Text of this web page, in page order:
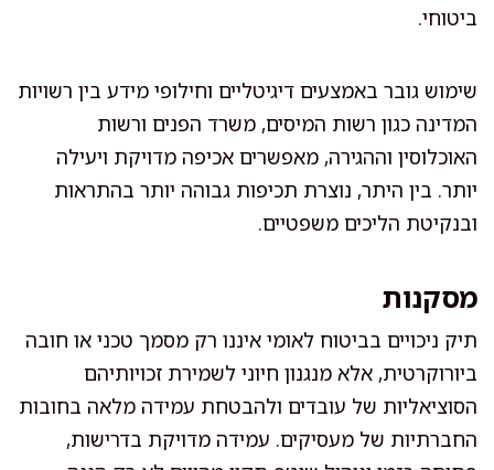
ביטוחי.
שימוש גובר באמצעים דיגיטליים וחילופי מידע בין רשויות
המדינה כגון רשות המיסים, משרד הפנים ורשות
האוכלוסין וההגירה, מאפשרים אכיפה מדויקת ויעילה
יותר. בין היתר, נוצרת תכיפות גבוהה יותר בהתראות
ובנקיטת הליכים משפטיים.
מסקנות
תיק ניכויים בביטוח לאומי איננו רק מסמך טכני או חובה
ביורוקרטית, אלא מנגנון חיוני לשמירת זכויותיהם
הסוציאליות של עובדים ולהבטחת עמידה מלאה בחובות
החברתיות של מעסיקים. עמידה מדויקת בדרישות,